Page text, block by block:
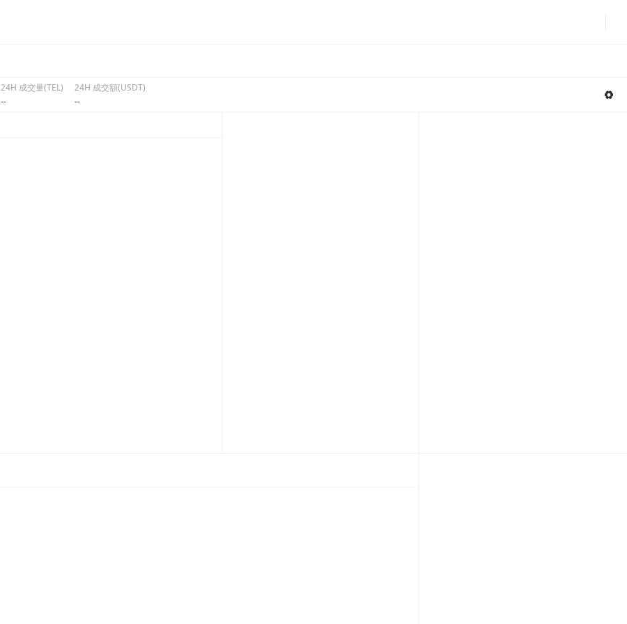
24H 成交量(TEL)
--
24H 成交額(USDT)
--